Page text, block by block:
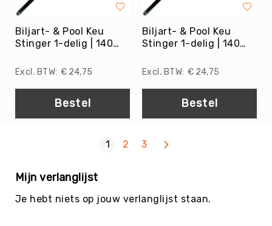
Stopwatches
Zandlopers
De
Fluitjes
&
toebehoren
Drinkflessen
Bidons
EHBO
Literatuur
Biljart- & Pool Keu
Stinger 1-delig | 140
€ 24,75
Bestel
Biljart- & Pool Keu
Stinger 1-delig | 140
€ 24,75
Bestel
U lees momenteel pagina
1 Pagina
2 Pagina
3 Pagina
Volgende
Mijn verlanglijst
Je hebt niets op jouw verlanglijst staan.